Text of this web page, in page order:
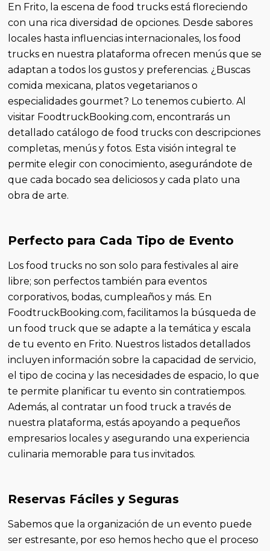
En Frito, la escena de food trucks está floreciendo
con una rica diversidad de opciones. Desde sabores
locales hasta influencias internacionales, los food
trucks en nuestra plataforma ofrecen menús que se
adaptan a todos los gustos y preferencias. ¿Buscas
comida mexicana, platos vegetarianos o
especialidades gourmet? Lo tenemos cubierto. Al
visitar FoodtruckBooking.com, encontrarás un
detallado catálogo de food trucks con descripciones
completas, menús y fotos. Esta visión integral te
permite elegir con conocimiento, asegurándote de
que cada bocado sea deliciosos y cada plato una
obra de arte.
Perfecto para Cada Tipo de Evento
Los food trucks no son solo para festivales al aire
libre; son perfectos también para eventos
corporativos, bodas, cumpleaños y más. En
FoodtruckBooking.com, facilitamos la búsqueda de
un food truck que se adapte a la temática y escala
de tu evento en Frito. Nuestros listados detallados
incluyen información sobre la capacidad de servicio,
el tipo de cocina y las necesidades de espacio, lo que
te permite planificar tu evento sin contratiempos.
Además, al contratar un food truck a través de
nuestra plataforma, estás apoyando a pequeños
empresarios locales y asegurando una experiencia
culinaria memorable para tus invitados.
Reservas Fáciles y Seguras
Sabemos que la organización de un evento puede
ser estresante, por eso hemos hecho que el proceso